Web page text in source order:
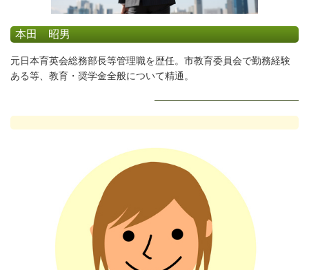
本田 昭男
元日本育英会総務部長等管理職を歴任。市教育委員会で勤務経験
ある等、教育・奨学金全般について精通。